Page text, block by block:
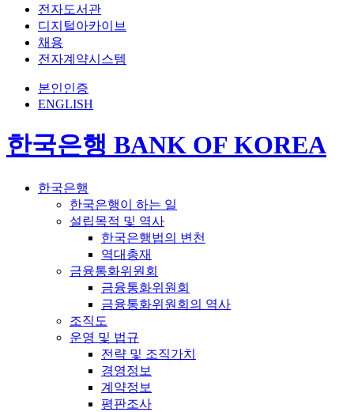
전자도서관
디지털아카이브
채용
전자계약시스템
본인인증
ENGLISH
한국은행 BANK OF KOREA
한국은행
한국은행이 하는 일
설립목적 및 역사
한국은행법의 변천
역대총재
금융통화위원회
금융통화위원회
금융통화위원회의 역사
조직도
운영 및 법규
전략 및 조직가치
경영정보
계약정보
평판조사